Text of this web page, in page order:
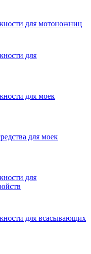
для мотоножниц
для
для моек
для моек
для
для всасывающих